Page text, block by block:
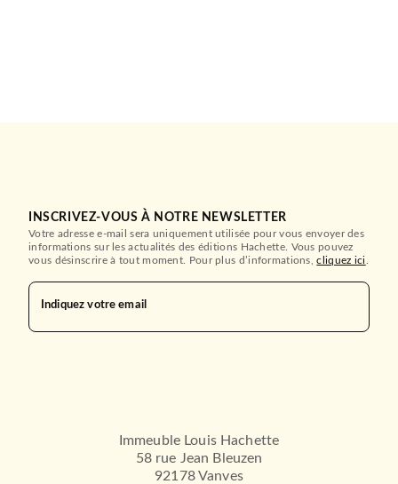
INSCRIVEZ-VOUS À NOTRE NEWSLETTER
Votre adresse e-mail sera uniquement utilisée pour vous envoyer des
informations sur les actualités des éditions Hachette. Vous pouvez
vous désinscrire à tout moment. Pour plus d’informations,cliquez ici
Indiquez votre email
Immeuble Louis Hachette
58 rue Jean Bleuzen
92178 Vanves